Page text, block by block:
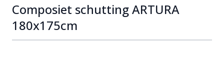
Composiet schutting ARTURA
180x175cm